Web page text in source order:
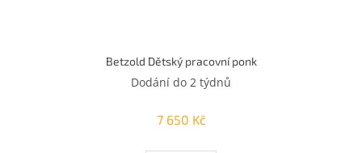
Betzold Dětský pracovní ponk
Dodání do 2 týdnů
7 650 Kč